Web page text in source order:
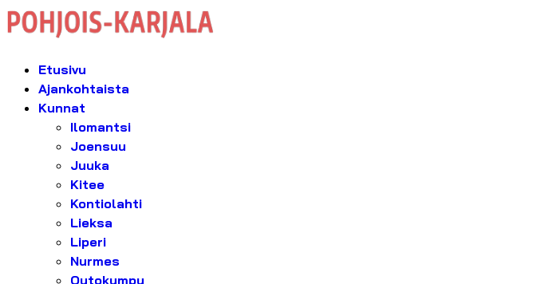
Etusivu
Ajankohtaista
Kunnat
Ilomantsi
Joensuu
Juuka
Kitee
Kontiolahti
Lieksa
Liperi
Nurmes
Outokumpu